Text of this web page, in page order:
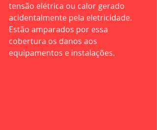
tensão elétrica ou calor gerado
acidentalmente pela eletricidade.
Estão amparados por essa
cobertura os danos aos
equipamentos e instalações.